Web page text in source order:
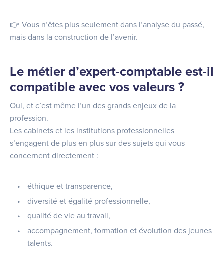
👉 Vous n’êtes plus seulement dans l’analyse du passé,
mais dans la construction de l’avenir.
Le métier d’expert-comptable est-il
compatible avec vos valeurs ?
Oui, et c’est même l’un des grands enjeux de la
profession.
Les cabinets et les institutions professionnelles
s’engagent de plus en plus sur des sujets qui vous
concernent directement :
éthique et transparence,
diversité et égalité professionnelle,
qualité de vie au travail,
accompagnement, formation et évolution des jeunes
talents.